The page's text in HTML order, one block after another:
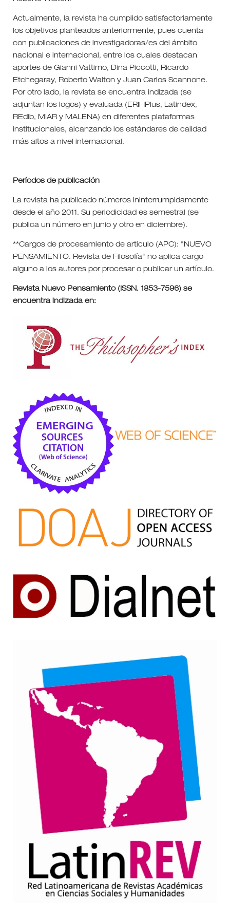
Actualmente, la revista ha cumplido satisfactoriamente
los objetivos planteados anteriormente, pues cuenta
con publicaciones de investigadoras/es del ámbito
nacional e internacional, entre los cuales destacan
aportes de Gianni Vattimo, Dina Piccotti, Ricardo
Etchegaray, Roberto Walton y Juan Carlos Scannone.
Por otro lado, la revista se encuentra indizada (se
adjuntan los logos) y evaluada (ERIHPlus, Latindex,
REdib, MIAR y MALENA) en diferentes plataformas
institucionales, alcanzando los estándares de calidad
más altos a nivel internacional.
Períodos de publicación
La revista ha publicado números ininterrumpidamente
desde el año 2011. Su periodicidad es semestral (se
publica un número en junio y otro en diciembre).
**Cargos de procesamiento de artículo (APC): "NUEVO
PENSAMIENTO. Revista de Filosofía" no aplica cargo
alguno a los autores por procesar o publicar un artículo.
Revista Nuevo Pensamiento (ISSN. 1853-7596) se
encuentra indizada en: